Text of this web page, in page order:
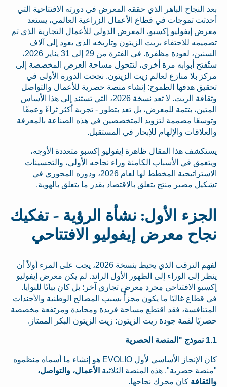
بعد النجاح الباهر الذي حققه المعرض في دورته الافتتاحية التي
أحدثت تموجات في قطاع الأعمال الزراعية العالمي، يستعد
معرض إيفوليو إكسبو، المعرض الدولي للأعمال التجارية الذي تم
تصميمه للاحتفاء بزيت الزيتون وتاريخه الذي يعود إلى آلاف
السنين، لعودة مظفرة. في الفترة من 29 إلى 31 يناير 2026،
ستُفتح أبوابه مرة أخرى، لتتحول مساحة العرض المخصصة إلى
مركز بلا منازع لعالم زيت الزيتون. نجحت الدورة الأولى في
تحقيق هدفها الطموح: إنشاء منصة حصرية للأعمال والتواصل
وثقافة الزيت. لا تعد نسخة 2026، التي تستند إلى هذا الأساس
المتين، بتتمة للمعرض، بل تعد بتطور - تجربة أكثر ثراءً وعمقًا
وتوسعًا مصممة لتزويد المتخصصين في هذه الصناعة بالمعرفة
والعلاقات والإلهام للإبحار في المستقبل.
يستكشف هذا المقال ظاهرة إيفوليو إكسبو متعددة الأوجه،
ويتعمق في الأسباب الكامنة وراء نجاحه الأولي، والتحسينات
الاستراتيجية المخطط لها لعام 2026، ودوره المحوري في
تشكيل مصير منتج يتعلق بالاقتصاد بقدر ما يتعلق بالهوية.
الجزء الأول: نشأة الرؤية - تفكيك
نجاح معرض إيفوليو الافتتاحي
لفهم الترقب الذي يحيط بنسخة 2026، يجب على المرء أولاً أن
ينظر إلى الوراء إلى الظهور الأول الرائد. لم يكن معرض إيفوليو
إكسبو الافتتاحي مجرد معرض تجاري آخر؛ بل كان بيانًا للنوايا.
في قطاع غالبًا ما يكون مجزأً بسبب المصالح الوطنية والأجندات
المتنافسة، فقد اقتطع مساحة فريدة ومحايدة ومرتفعة مخصصة
حصريًا لقمة جودة زيت الزيتون: زيت الزيتون البكر الممتاز.
1.1 نموذج "المنصة الحصرية
كان الإنجاز الأساسي لأول EVOLIO هو إنشاء ما أسماه منظموه
"منصة حصرية". هذه المنصة الثلاثية الأعمال، والتواصل،
والثقافة كان محرك نجاحها.